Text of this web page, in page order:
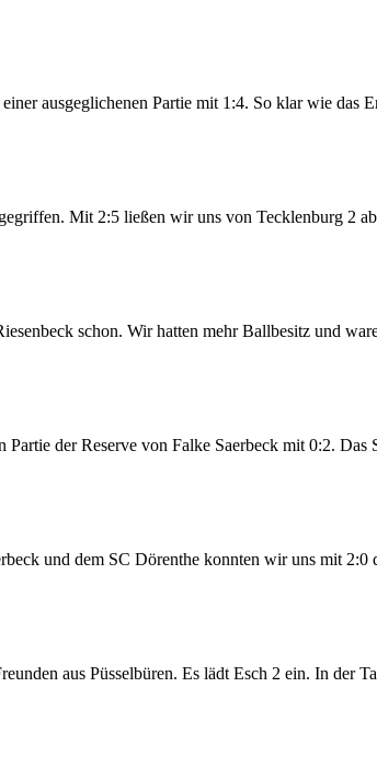
ausgeglichenen Partie mit 1:4. So klar wie das
Mit 2:5 ließen wir uns von Tecklenburg 2
schon. Wir hatten mehr Ballbesitz und
der Reserve von Falke Saerbeck mit 0:2.
und dem SC Dörenthe konnten wir uns mit
aus Püsselbüren. Es lädt Esch 2 ein. In der